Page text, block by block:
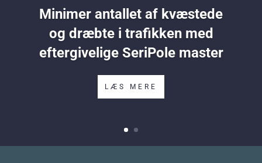
Minimer antallet af kvæstede
og dræbte i trafikken med
eftergivelige SeriPole master
LÆS MERE